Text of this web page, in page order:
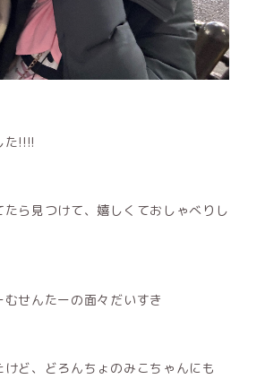
た!!!!
たら見つけて、嬉しくておしゃべりし
せんたーの面々だいすき
ど、どろんちょのみこちゃんにも